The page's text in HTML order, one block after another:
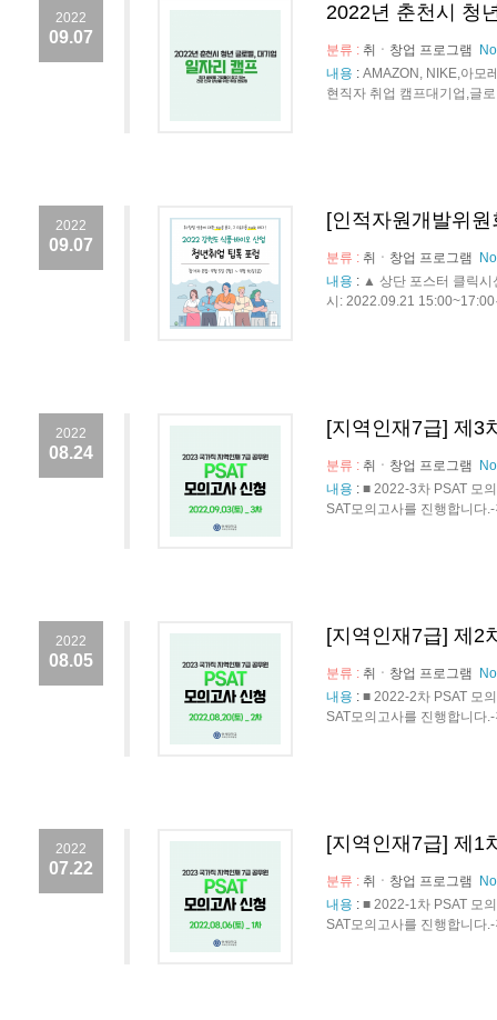
2022
09.07
2022년 춘천시 청
분류 : 취ㆍ창업 프로그램
내용 : AMAZON, NIKE,아모
현직자 취업 캠프대기업,글
2022
09.07
[인적자원개발위
분류 : 취ㆍ창업 프로그램
내용 : ▲ 상단 포스터 클릭시
시: 2022.09.21
2022
08.24
[지역인재7급] 제3
분류 : 취ㆍ창업 프로그램
내용 : ■ 2022-3차 PSAT 모
SAT모의고사를 진행합니다
2022
08.05
[지역인재7급] 제2
분류 : 취ㆍ창업 프로그램
내용 : ■ 2022-2차 PSAT 모
SAT모의고사를 진행합니다
2022
07.22
[지역인재7급] 제1
분류 : 취ㆍ창업 프로그램
내용 : ■ 2022-1차 PSAT 모
SAT모의고사를 진행합니다